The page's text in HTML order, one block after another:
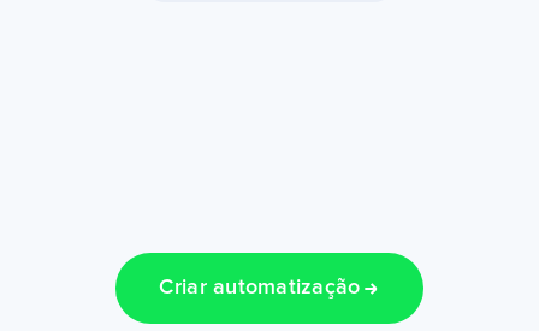
Criar automatização